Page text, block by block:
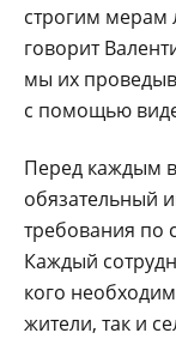
строгим
говорит
мы их
с помощью
Перед каждым
обязательный
требования по
Каждый
кого
жители, так и